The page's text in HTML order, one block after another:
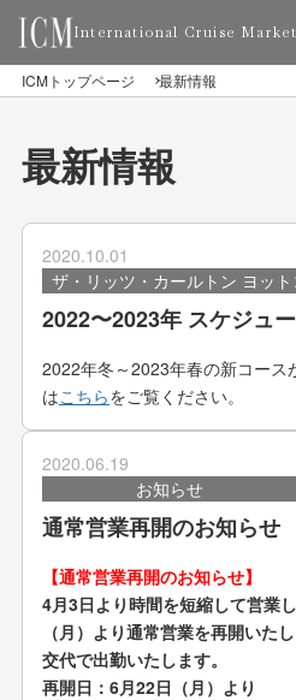
International Cruise
ICMトップページ 最新情報
最新情報
2020.10.01
ザ・リッツ・カールトン ヨッ
2022〜2023年 スケジュ
2022年冬～2023年春の新コース
はこちらをご覧ください。
2020.06.19
お知らせ
通常営業再開のお知らせ
【通常営業再開のお知らせ】
4月3日より時間を短縮して営業
（月）より通常営業を再開いた
交代で出勤いたします。
再開日：6月22日（月）より